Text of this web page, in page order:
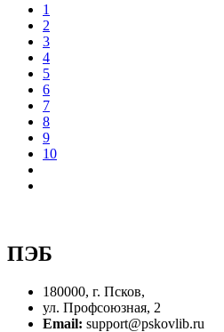
1
2
3
4
5
6
7
8
9
10
ПЭБ
180000, г. Псков,
ул. Профсоюзная, 2
Email: support@pskovlib.ru